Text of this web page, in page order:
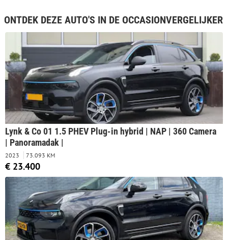
ONTDEK DEZE AUTO'S IN DE OCCASIONVERGELIJKER
Lynk & Co 01 1.5 PHEV Plug-in hybrid | NAP | 360 Camera
| Panoramadak |
2023 73.093 KM
€ 23.400